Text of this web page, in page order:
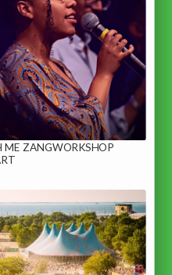
ZANGWORKSHOP